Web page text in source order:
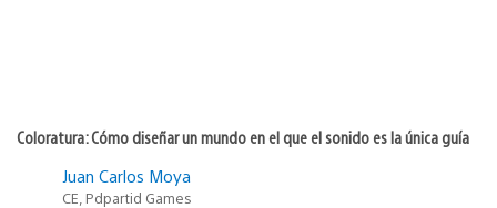
Coloratura: Cómo diseñar un mundo en el que el sonido es la única guía
Juan Carlos Moya
CE, Pdpartid Games